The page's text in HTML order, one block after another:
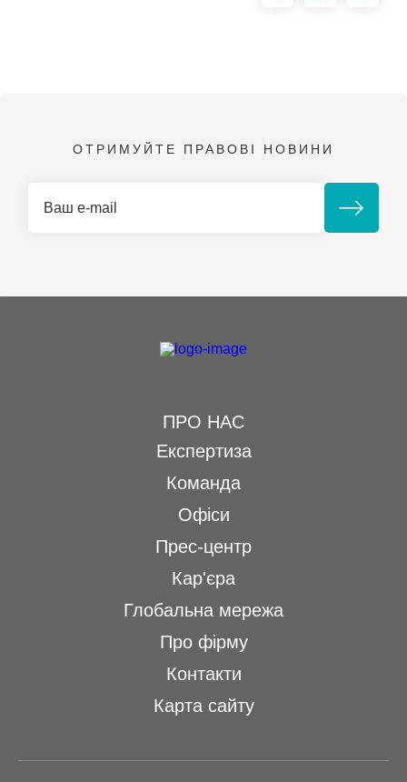
ОТРИМУЙТЕ ПРАВОВІ НОВИНИ
ПРО НАС
Експертиза
Команда
Офіси
Прес-центр
Кар'єра
Глобальна мережа
Про фірму
Контакти
Карта сайту